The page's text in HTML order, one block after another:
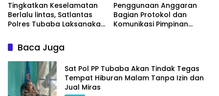
Tingkatkan Keselamatan
Berlalu lintas, Satlantas
Polres Tubaba Laksanakan
School di SMAN 1 Tumijajar
Penggunaan Anggaran
Bagian Protokol dan
Komunikasi Pimpinan
Baca Juga
Sat Pol PP Tubaba Akan Tindak Tegas
Tempat Hiburan Malam Tanpa Izin dan
Jual Miras